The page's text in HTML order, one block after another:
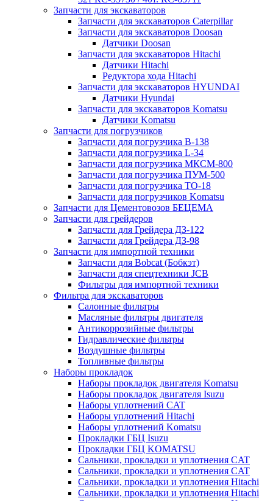
Запчасти для экскаваторов
Запчасти для экскаваторов Caterpillar
Запчасти для экскаваторов Doosan
Датчики Doosan
Запчасти для экскаваторов Hitachi
Датчики Hitachi
Редуктора хода Hitachi
Запчасти для экскаваторов HYUNDAI
Датчики Hyundai
Запчасти для экскаваторов Komatsu
Датчики Komatsu
Запчасти для погрузчиков
Запчасти для погрузчика B-138
Запчасти для погрузчика L-34
Запчасти для погрузчика МКСМ-800
Запчасти для погрузчика ПУМ-500
Запчасти для погрузчика ТО-18
Запчасти для погрузчиков Komatsu
Запчасти для Цементовозов БЕЦЕМА
Запчасти для грейдеров
Запчасти для Грейдера ДЗ-122
Запчасти для Грейдера ДЗ-98
Запчасти для импортной техники
Запчасти для Bobcat (Бобкэт)
Запчасти для спецтехники JCB
Фильтры для импортной техники
Фильтра для экскаваторов
Салонные фильтры
Масляные фильтры двигателя
Антикоррозийные фильтры
Гидравлические фильтры
Воздушные фильтры
Топливные фильтры
Наборы прокладок
Наборы прокладок двигателя Komatsu
Наборы прокладок двигателя Isuzu
Наборы уплотнений CAT
Наборы уплотнений Hitachi
Наборы уплотнений Komatsu
Прокладки ГБЦ Isuzu
Прокладки ГБЦ KOMATSU
Сальники, прокладки и уплотнения CAT
Сальники, прокладки и уплотнения CAT
Сальники, прокладки и уплотнения Hitachi
Сальники, прокладки и уплотнения Hitachi